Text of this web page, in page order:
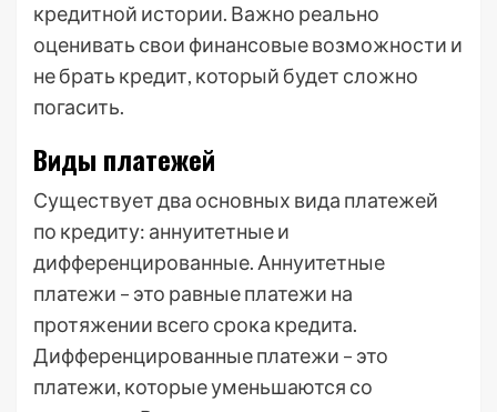
кредитной истории. Важно реально
оценивать свои финансовые возможности и
не брать кредит, который будет сложно
погасить.
Виды платежей
Существует два основных вида платежей
по кредиту: аннуитетные и
дифференцированные. Аннуитетные
платежи – это равные платежи на
протяжении всего срока кредита.
Дифференцированные платежи – это
платежи, которые уменьшаются со